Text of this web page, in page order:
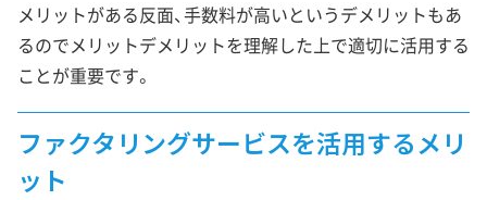
メリットがある反面、手数料が高いというデメリットもあ
るのでメリットデメリットを理解した上で適切に活用する
ことが重要です。
ファクタリングサービスを活用するメリ
ット